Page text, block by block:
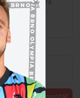
Přidat komentář